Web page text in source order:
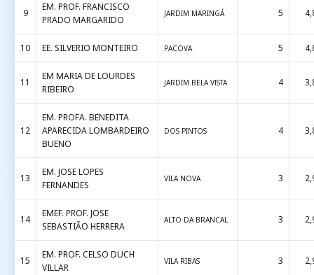
9
EM. PROF. FRANCISCO
PRADO MARGARIDO
JARDIM MARINGÁ 5
10 EE. SILVERIO MONTEIRO PACOVA 5
11
EM MARIA DE LOURDES
RIBEIRO
JARDIM BELA VISTA 4
12
EM. PROFA. BENEDITA
APARECIDA LOMBARDEIRO
BUENO
DOS PINTOS 4
13
EM. JOSE LOPES
FERNANDES
VILA NOVA 3
14
EMEF. PROF. JOSE
SEBASTIÃO HERRERA
ALTO DA BRANCAL 3
15
EM. PROF. CELSO DUCH
VILLAR
VILA RIBAS 3